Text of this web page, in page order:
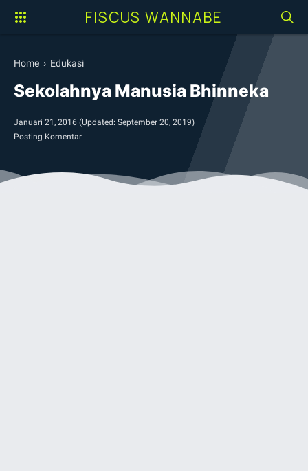
FISCUS WANNABE
Home › Edukasi
Sekolahnya Manusia Bhinneka
Januari 21, 2016 (Updated: September 20, 2019)
Posting Komentar